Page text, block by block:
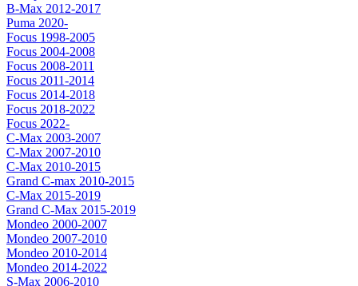
B-Max 2012-2017
Puma 2020-
Focus 1998-2005
Focus 2004-2008
Focus 2008-2011
Focus 2011-2014
Focus 2014-2018
Focus 2018-2022
Focus 2022-
C-Max 2003-2007
C-Max 2007-2010
C-Max 2010-2015
Grand C-max 2010-2015
C-Max 2015-2019
Grand C-Max 2015-2019
Mondeo 2000-2007
Mondeo 2007-2010
Mondeo 2010-2014
Mondeo 2014-2022
S-Max 2006-2010